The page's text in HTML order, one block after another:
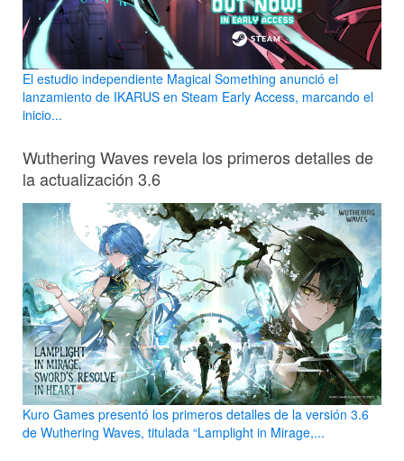
El estudio independiente Magical Something anunció el
lanzamiento de IKARUS en Steam Early Access, marcando el
inicio...
Wuthering Waves revela los primeros detalles de
la actualización 3.6
Kuro Games presentó los primeros detalles de la versión 3.6
de Wuthering Waves, titulada “Lamplight in Mirage,...